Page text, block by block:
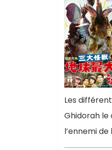
Les
Ghidorah le
l’ennemi de